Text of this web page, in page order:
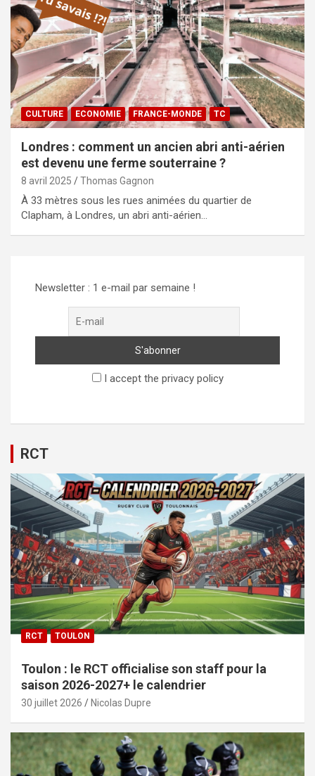
CULTURE ECONOMIE FRANCE-MONDE TC
Londres : comment un ancien abri anti-aérien
est devenu une ferme souterraine ?
8 avril 2025 Thomas Gagnon
À 33 mètres sous les rues animées du quartier de
Clapham, à Londres, un abri anti-aérien…
Newsletter : 1 e-mail par semaine !
I accept the privacy policy
RCT
RCT TOULON
Toulon : le RCT officialise son staff pour la
saison 2026-2027+ le calendrier
30 juillet 2026 Nicolas Dupre